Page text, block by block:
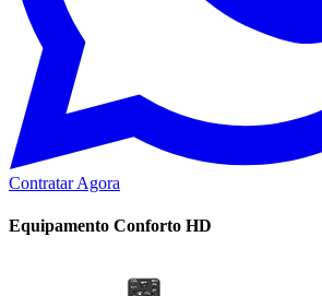
Contratar Agora
Equipamento Conforto HD